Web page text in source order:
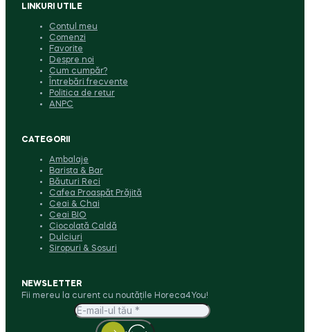
LINKURI UTILE
Contul meu
Comenzi
Favorite
Despre noi
Cum cumpăr?
Întrebări frecvente
Politica de retur
ANPC
CATEGORII
Ambalaje
Barista & Bar
Băuturi Reci
Cafea Proaspăt Prăjită
Ceai & Chai
Ceai BIO
Ciocolată Caldă
Dulciuri
Siropuri & Sosuri
NEWSLETTER
Fii mereu la curent cu noutățile Horeca4You!